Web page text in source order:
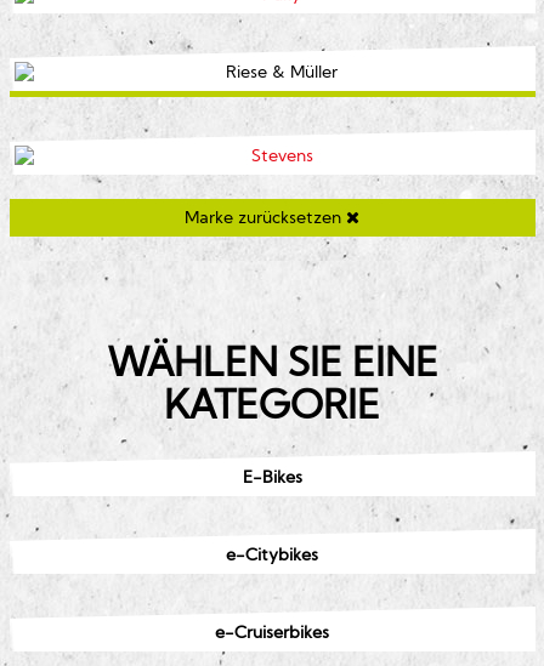
Marke zurücksetzen
WÄHLEN SIE EINE
KATEGORIE
E-Bikes
e-Citybikes
e-Cruiserbikes